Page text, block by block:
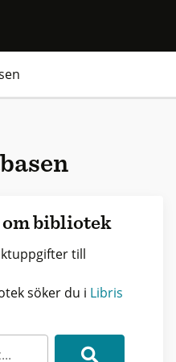
bibliotek
till
söker du i Libris